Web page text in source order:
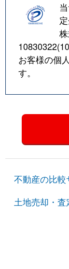
お客様の個
す。
不動産の比
土地売却・査